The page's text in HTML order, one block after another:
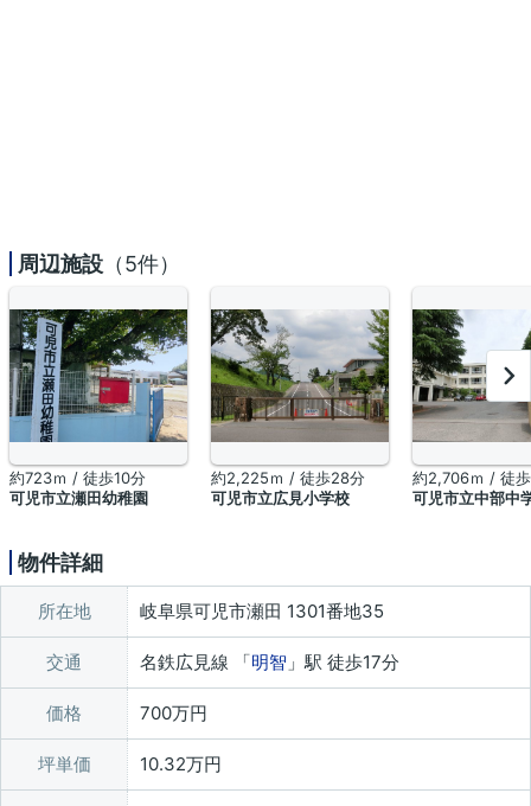
周辺施設 （5件）
約723ｍ / 徒歩10分
可児市立瀬田幼稚園
約2,225ｍ / 徒歩28分
可児市立広見小学校
約2,706ｍ / 徒
可児市立中部中
物件詳細
所在地 岐阜県可児市瀬田 1301番地35
交通 名鉄広見線 「明智 」駅 徒歩17分
価格 700万円
坪単価 10.32万円